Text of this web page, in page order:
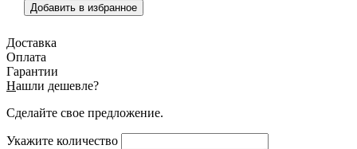
Добавить в избранное
Доставка
Оплата
Гарантии
Нашли дешевле?
Сделайте свое предложение.
Укажите количество